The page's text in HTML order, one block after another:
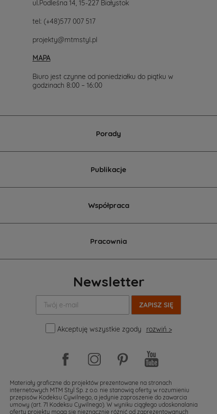
ul.Podleśna 14, 15-227 Białystok
tel: (+48)577 007 517
projekty@mtmstyl.pl
MAPA
Biuro jest czynne od poniedziałku do piątku w
godzinach 8:00 – 16:00
Porady
Publikacje
Współpraca
Pracownia
Newsletter
mail:
Akceptuję wszystkie zgody
rozwiń >
Materiały graficzne do projektów prezentowane na stronach
internetowych MTM Styl Sp. z o.o. nie stanowią oferty w rozumieniu
przepisów Kodeksu Cywilnego, a jedynie zaproszenie do zawarcia
umowy (art. 71 Kodeksu Cywilnego). W wyniku ciągłego udoskonalania
oferty projekty mogą się nieznacznie różnić od zaprezentowanych